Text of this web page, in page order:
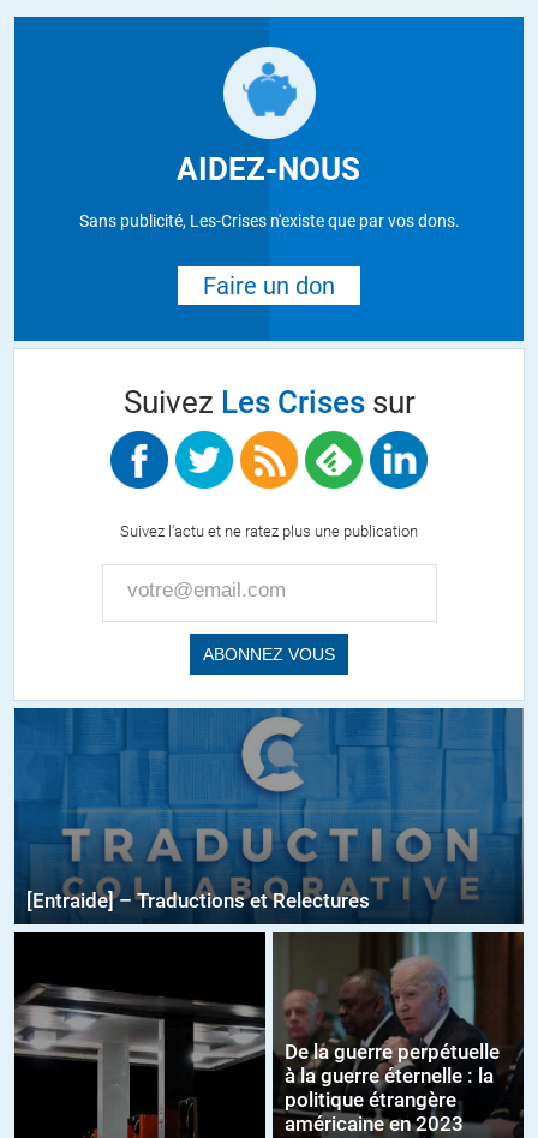
AIDEZ-NOUS
Sans publicité, Les-Crises n'existe que par vos dons.
Faire un don
Suivez Les Crisessur
Suivez l'actu et ne ratez plus une publication
[Entraide] – Traductions et Relectures
De la guerre perpétuelle
à la guerre éternelle : la
politique étrangère
américaine en 2023